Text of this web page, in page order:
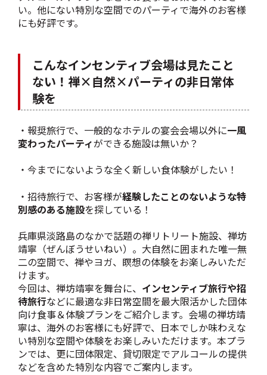
い。他にない特別な空間でのパーティで海外のお客様
にも好評です。
こんなインセンティブ会場は見たこと
ない！禅×自然×パーティの非日常体
験を
・報奨旅行で、一般的なホテルの宴会会場以外に一風
変わったパーティができる施設は無いか？
・今までにないような全く新しい食体験がしたい！
・招待旅行で、お客様が経験したことのないような特
別感のある施設を探している！
兵庫県淡路島のなかで話題の禅リトリート施設、禅坊
靖寧（ぜんぼうせいねい）。大自然に囲まれた唯一無
二の空間で、禅やヨガ、瞑想の体験をお楽しみいただ
けます。
今回は、禅坊靖寧を舞台に、 インセンティブ旅行や招
待旅行などに最適な非日常空間を最大限活かした団体
向け食事＆体験プランをご紹介します。会場の禅坊靖
寧は、海外のお客様にも好評で、日本でしか味わえな
い特別な空間や体験をお楽しみいただけます。本プラ
ンでは、更に団体限定、貸切限定でアルコールの提供
などを含めた特別な内容でご案内します。